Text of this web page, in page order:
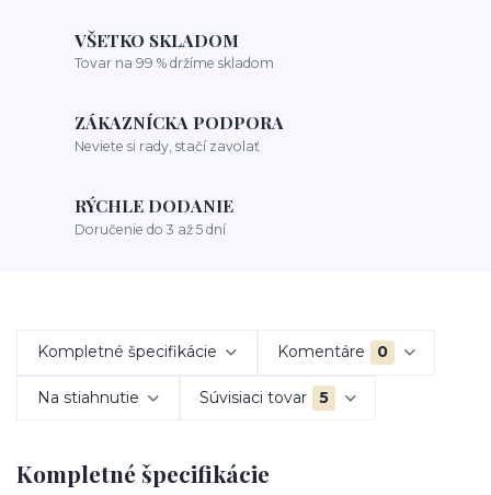
VŠETKO SKLADOM
Tovar na 99 % držíme skladom
ZÁKAZNÍCKA PODPORA
Neviete si rady, stačí zavolať
RÝCHLE DODANIE
Doručenie do 3 až 5 dní
Kompletné špecifikácie Komentáre 0
Na stiahnutie Súvisiaci tovar 5
Kompletné špecifikácie